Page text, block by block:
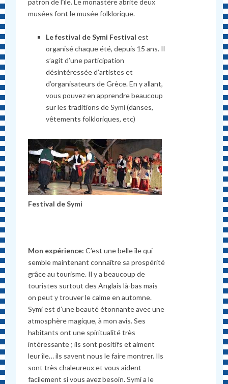
patron de l’île. Le monastère abrite deux
musées font le musée folklorique.
Le festival de Symi Festival est
organisé chaque été, depuis 15 ans. Il
s’agit d’une participation
désintéressée d’artistes et
d’organisateurs de Grèce. En y allant,
vous pouvez en apprendre beaucoup
sur les traditions de Symi (danses,
vêtements folkloriques, etc)
Festival de Symi
Mon expérience: C’est une belle île qui
semble maintenant connaître sa prospérité
grâce au tourisme. Il y a beaucoup de
touristes surtout des Anglais là-bas mais
on peut y trouver le calme en automne.
Symi est d’une beauté étonnante avec une
atmosphère magique, à mon avis. Ses
habitants ont une spiritualité très
intéressante ; ils sont positifs et aiment
leur île… ils savent nous le faire montrer. Ils
sont très chaleureux et vous aident
facilement si vous avez besoin. Symi a le